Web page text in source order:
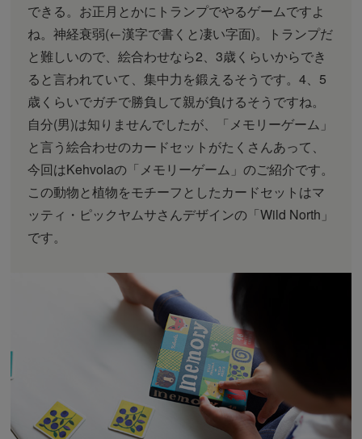
できる。お正月とかにトランプでやるゲームですよ
ね。神経衰弱(←漢字で書くと凄い字面)。トランプだ
と難しいので、絵合わせなら2、3歳くらいからでき
ると言われていて、集中力を鍛えるそうです。4、5
歳くらいでガチで勝負して親が負けるそうですね。
自分(男)は知りませんでしたが、「メモリーゲーム」
と言う絵合わせのカードセットがたくさんあって、
今回はKehvolaの「メモリーゲーム」のご紹介です。
この動物と植物をモチーフとしたカードセットはマ
ッティ・ピックヤムサさんデザインの「Wild North」
です。